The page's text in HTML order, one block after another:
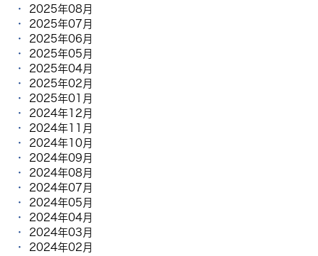
2025年08月
2025年07月
2025年06月
2025年05月
2025年04月
2025年02月
2025年01月
2024年12月
2024年11月
2024年10月
2024年09月
2024年08月
2024年07月
2024年05月
2024年04月
2024年03月
2024年02月